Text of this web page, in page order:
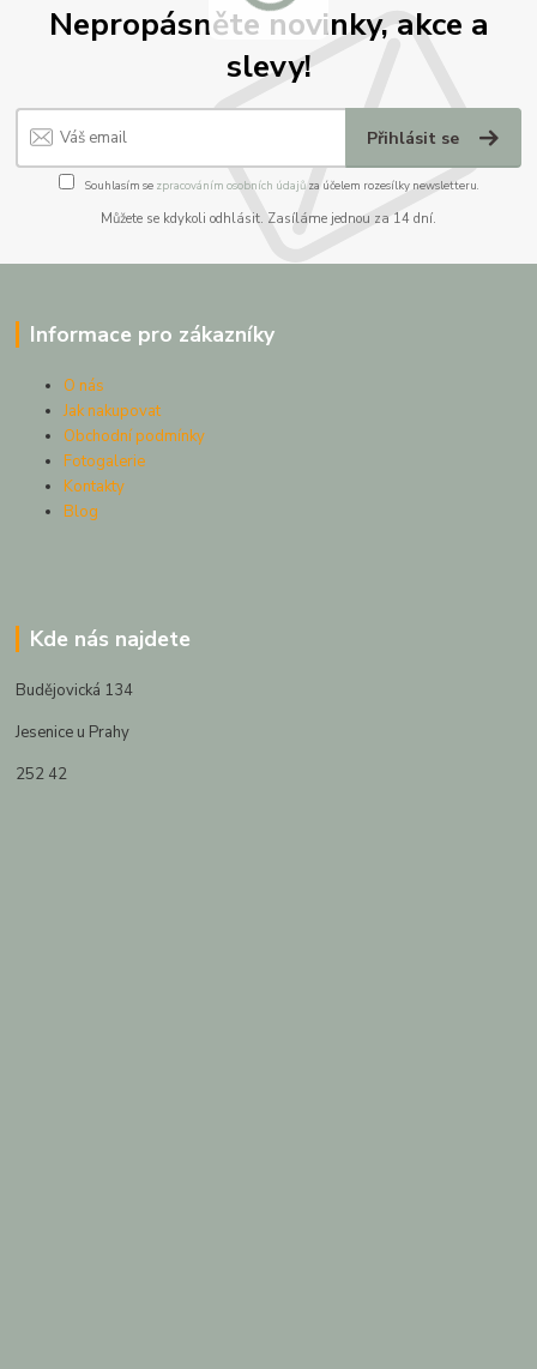
Nepropásněte novinky, akce a
slevy!
Přihlásit se
Souhlasím se zpracováním osobních údajůza účelem rozesílky newsletteru.
Můžete se kdykoli odhlásit. Zasíláme jednou za 14 dní.
Informace pro zákazníky
O nás
Jak nakupovat
Obchodní podmínky
Fotogalerie
Kontakty
Blog
Kde nás najdete
Budějovická 134
Jesenice u Prahy
252 42